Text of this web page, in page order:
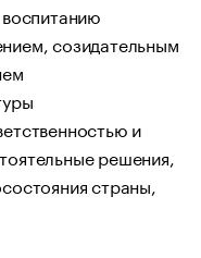
созидательным
и
решения,
страны,